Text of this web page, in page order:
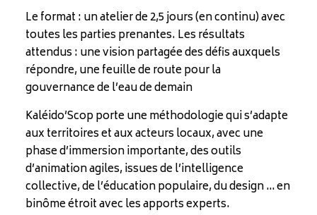
Le format : un atelier de 2,5 jours (en continu) avec
toutes les parties prenantes. Les résultats
attendus : une vision partagée des défis auxquels
répondre, une feuille de route pour la
gouvernance de l’eau de demain
Kaléido’Scop porte une méthodologie qui s’adapte
aux territoires et aux acteurs locaux, avec une
phase d’immersion importante, des outils
d’animation agiles, issues de l’intelligence
collective, de l’éducation populaire, du design … en
binôme étroit avec les apports experts.